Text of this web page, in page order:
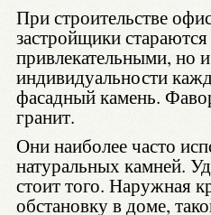
При строительстве
застройщики
привлекательными, но
индивидуальности
фасадный камень.
гранит.
Они наиболее часто
натуральных камней.
стоит того. Наружная
обстановку в доме,